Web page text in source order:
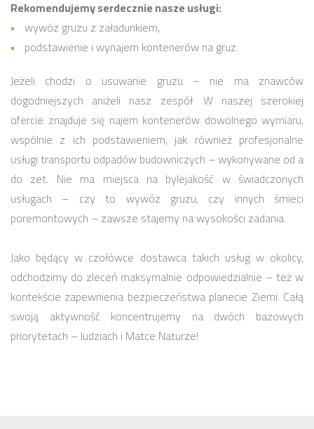
Rekomendujemy serdecznie nasze usługi:
wywóz gruzu z załadunkiem,
podstawienie i wynajem kontenerów na gruz.
Jeżeli chodzi o usuwanie gruzu – nie ma znawców
dogodniejszych aniżeli nasz zespół. W naszej szerokiej
ofercie znajduje się najem kontenerów dowolnego wymiaru,
wspólnie z ich podstawieniem, jak również profesjonalne
usługi transportu odpadów budowniczych – wykonywane od a
do zet. Nie ma miejsca na bylejakość w świadczonych
usługach – czy to wywóz gruzu, czy innych śmieci
poremontowych – zawsze stajemy na wysokości zadania.
Jako będący w czołówce dostawca takich usług w okolicy,
odchodzimy do zleceń maksymalnie odpowiedzialnie – też w
kontekście zapewnienia bezpieczeństwa planecie Ziemi. Całą
swoją aktywność koncentrujemy na dwóch bazowych
priorytetach – ludziach i Matce Naturze!